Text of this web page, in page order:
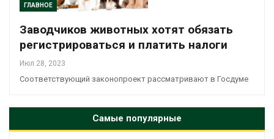
ГЛАВНОЕ
Заводчиков животных хотят обязать
регистрироваться и платить налоги
Июл 28, 2023
Соответствующий законопроект рассматривают в Госдуме
Самые популярные